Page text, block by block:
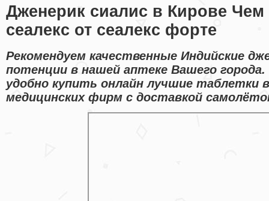
Дженерик сиалис в Кирове Чем
сеалекс от сеалекс форте
Рекомендуем качественные Индийские
потенции в нашей аптеке Вашего
удобно купить онлайн лучшие таблетки
медицинских фирм с доставкой